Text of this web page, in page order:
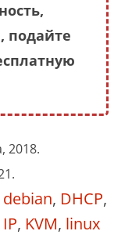
подайте
2018.
debian, DHCP,
IP, KVM, linux